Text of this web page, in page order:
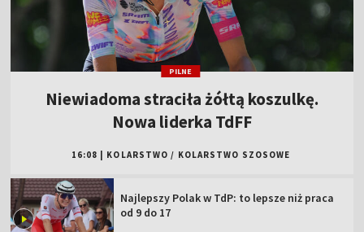
PILNE
Niewiadoma straciła żółtą koszulkę.
Nowa liderka TdFF
16:08 KOLARSTWO / KOLARSTWO SZOSOWE
Najlepszy Polak w TdP: to lepsze niż praca
od 9 do 17